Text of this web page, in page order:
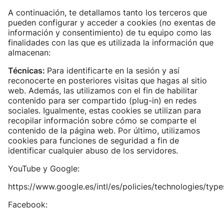
A continuación, te detallamos tanto los terceros que
pueden configurar y acceder a cookies (no exentas de
información y consentimiento) de tu equipo como las
finalidades con las que es utilizada la información que
almacenan:
Técnicas: Para identificarte en la sesión y así
reconocerte en posteriores visitas que hagas al sitio
web. Además, las utilizamos con el fin de habilitar
contenido para ser compartido (plug-in) en redes
sociales. Igualmente, estas cookies se utilizan para
recopilar información sobre cómo se comparte el
contenido de la página web. Por último, utilizamos
cookies para funciones de seguridad a fin de
identificar cualquier abuso de los servidores.
YouTube y Google:
https://www.google.es/intl/es/policies/technologies/
Facebook: